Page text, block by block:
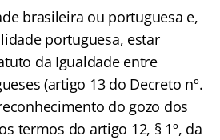
brasileira ou portuguesa e,
portuguesa, estar
da Igualdade entre
(artigo 13 do Decreto nº.
do gozo dos
termos do artigo 12, § 1º, da